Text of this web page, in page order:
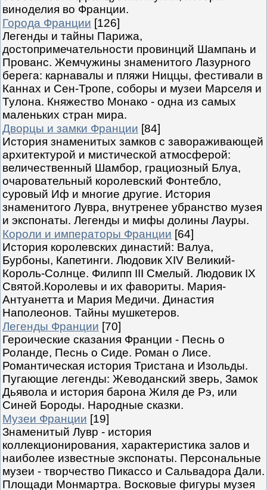
виноделия во Франции.
Города Франции [126]
Легенды и тайны Парижа,
достопримечательности провинций Шампань и
Прованс. Жемчужины знаменитого Лазурного
берега: карнавалы и пляжи Ниццы, фестивали в
Каннах и Сен-Тропе, соборы и музеи Марселя и
Тулона. Княжество Монако - одна из самых
маленьких стран мира.
Дворцы и замки Франции [84]
История знаменитых замков с завораживающей
архитектурой и мистической атмосферой:
величественный Шамбор, грациозный Блуа,
очаровательный королевский Фонтебло,
суровый Иф и многие другие. История
знаменитого Лувра, внутренее убранство музея
и экспонаты. Легенды и мифы долины Лауры.
Короли и императоры Франции [64]
История королевских династий: Валуа,
Бурбоны, Капетинги. Людовик XIV Великий-
Король-Солнце. Филипп III Смелый. Людовик IX
Святой.Королевы и их фавориты. Мария-
Антуанетта и Мария Медичи. Династия
Наполеонов. Тайны мушкетеров.
Легенды Франции [70]
Героические сказания Франции - Песнь о
Роланде, Песнь о Сиде. Роман о Лисе.
Романтическая история Тристана и Изольды.
Пугающие легенды: Жеводанский зверь, Замок
Дьявола и история барона Жиля де Рэ, или
Синей Бороды. Народные сказки.
Музеи Франции [19]
Знаменитый Лувр - история
коллекционирования, характеристика залов и
наиболее известные экспонаты. Персональные
музеи - творчество Пикассо и Сальвадора Дали.
Площади Монмартра. Восковые фигуры музея